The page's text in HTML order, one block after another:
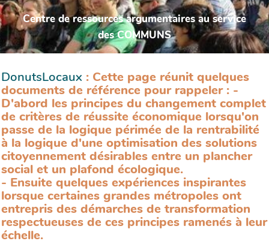
Centre de ressources argumentaires au service
des COMMUNS
DonutsLocaux : Cette page réunit quelques
documents de référence pour rappeler : -
D'abord les principes du changement complet
de critères de réussite économique lorsqu'on
passe de la logique périmée de la rentrabilité
à la logique d'une optimisation des solutions
citoyennement désirables entre un plancher
social et un plafond écologique.
- Ensuite quelques expériences inspirantes
lorsque certaines grandes métropoles ont
entrepris des démarches de transformation
respectueuses de ces principes ramenés à leur
échelle.